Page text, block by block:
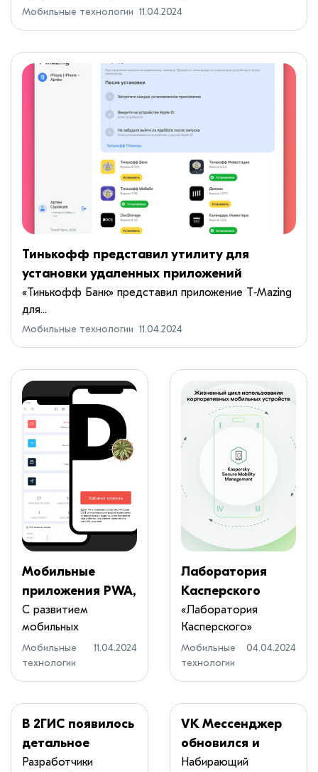
Мобильные технологии 11.04.2024
Тинькофф представил утилиту для
установки удаленных приложений
«Тинькофф Банк» представил приложение T‑Mazing
для...
Мобильные технологии 11.04.2024
Мобильные
приложения PWA,
TWA и IWA
С развитием
мобильных
технологий и
увеличением чис...
Мобильные
технологии
11.04.2024
Лаборатория
Касперского
обновила
решение для
управления
корпоративными
устройствами
«Лаборатория
Касперского»
выпустила новую
версию п...
Мобильные
технологии
04.04.2024
В 2ГИС появилось
детальное
отображение
Разработчики
VK Мессенджер
обновился и
теперь позволяет
Набирающий